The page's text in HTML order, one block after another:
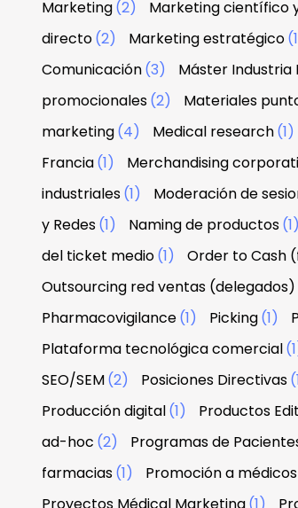
Marketing(2) Marketing científico
directo(2) Marketing estratégico
Comunicación(3) Máster
promocionales(2) Materiales
marketing(4) Medical research(1)
Francia(1) Merchandising
industriales(1) Moderación de
y Redes(1) Naming de productos(1)
del ticket medio(1) Order to Cash
Outsourcing red ventas (delegados)
Pharmacovigilance(1) Picking(1)
Plataforma tecnológica comercial
SEO/SEM(2) Posiciones Directivas
Producción digital(1) Productos
ad-hoc (2) Programas de
farmacias(1) Promoción a médicos